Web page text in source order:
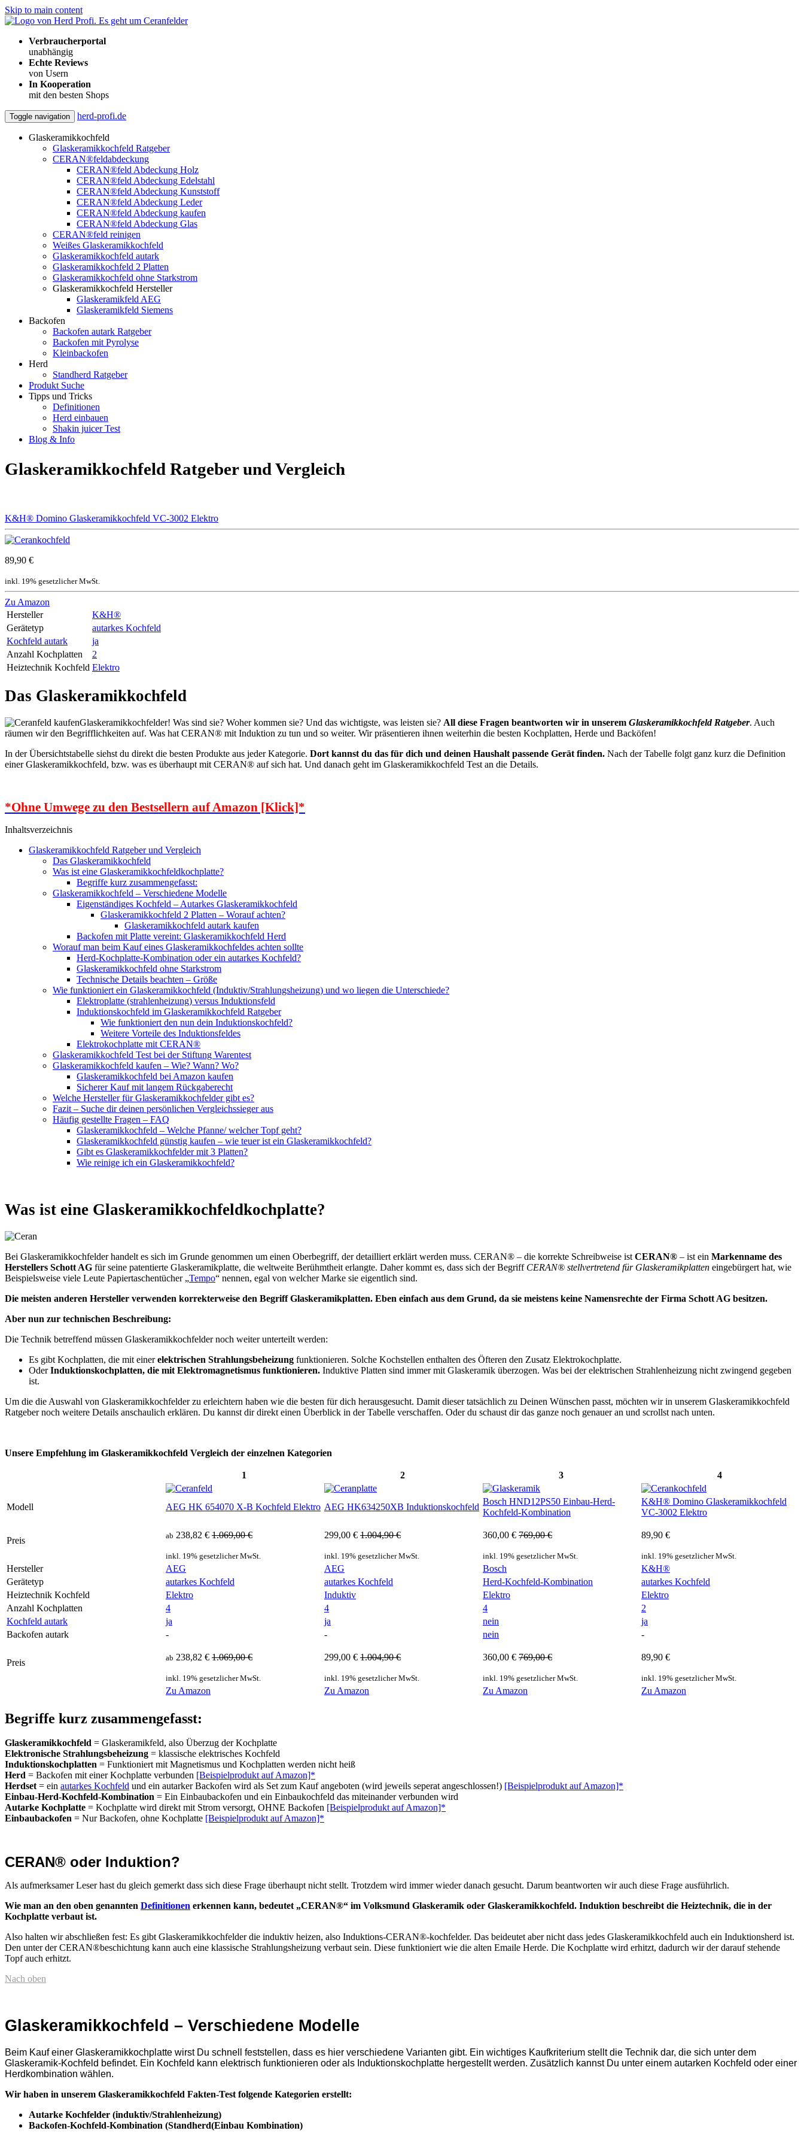
Skip to main content
Verbraucherportal
unabhängig
Echte Reviews
von Usern
In Kooperation
mit den besten Shops
Toggle navigation herd-profi.de
Glaskeramikkochfeld
Glaskeramikkochfeld Ratgeber
CERAN®feldabdeckung
CERAN®feld Abdeckung Holz
CERAN®feld Abdeckung Edelstahl
CERAN®feld Abdeckung Kunststoff
CERAN®feld Abdeckung Leder
CERAN®feld Abdeckung kaufen
CERAN®feld Abdeckung Glas
CERAN®feld reinigen
Weißes Glaskeramikkochfeld
Glaskeramikkochfeld autark
Glaskeramikkochfeld 2 Platten
Glaskeramikkochfeld ohne Starkstrom
Glaskeramikkochfeld Hersteller
Glaskeramikfeld AEG
Glaskeramikfeld Siemens
Backofen
Backofen autark Ratgeber
Backofen mit Pyrolyse
Kleinbackofen
Herd
Standherd Ratgeber
Produkt Suche
Tipps und Tricks
Definitionen
Herd einbauen
Shakin juicer Test
Blog & Info
Glaskeramikkochfeld Ratgeber und Vergleich
K&H® Domino Glaskeramikkochfeld VC-3002 Elektro
89,90 €
inkl. 19% gesetzlicher MwSt.
Zu Amazon
Hersteller
K&H®
Gerätetyp
autarkes Kochfeld
Kochfeld autark
ja
Anzahl Kochplatten
2
Heiztechnik Kochfeld Elektro
Das Glaskeramikkochfeld
Glaskeramikkochfelder! Was sind sie? Woher kommen sie? Und das wichtigste, was leisten sie? All diese Fragen beantworten wir in unserem Glaskeramikkochfeld Ratgeber. Auch
räumen wir den Begrifflichkeiten auf. Was hat CERAN® mit Induktion zu tun und so weiter. Wir präsentieren ihnen weiterhin die besten Kochplatten, Herde und Backöfen!
In der Übersichtstabelle siehst du direkt die besten Produkte aus jeder Kategorie. Dort kannst du das für dich und deinen Haushalt passende Gerät finden. Nach der Tabelle folgt ganz kurz die Definition
einer Glaskeramikkochfeld, bzw. was es überhaupt mit CERAN® auf sich hat. Und danach geht im Glaskeramikkochfeld Test an die Details.
*Ohne Umwege zu den Bestsellern auf Amazon [Klick]*
Inhaltsverzeichnis
Glaskeramikkochfeld Ratgeber und Vergleich
Das Glaskeramikkochfeld
Was ist eine Glaskeramikkochfeldkochplatte?
Begriffe kurz zusammengefasst:
Glaskeramikkochfeld – Verschiedene Modelle
Eigenständiges Kochfeld – Autarkes Glaskeramikkochfeld
Glaskeramikkochfeld 2 Platten – Worauf achten?
Glaskeramikkochfeld autark kaufen
Backofen mit Platte vereint: Glaskeramikkochfeld Herd
Worauf man beim Kauf eines Glaskeramikkochfeldes achten sollte
Herd-Kochplatte-Kombination oder ein autarkes Kochfeld?
Glaskeramikkochfeld ohne Starkstrom
Technische Details beachten – Größe
Wie funktioniert ein Glaskeramikkochfeld (Induktiv/Strahlungsheizung) und wo liegen die Unterschiede?
Elektroplatte (strahlenheizung) versus Induktionsfeld
Induktionskochfeld im Glaskeramikkochfeld Ratgeber
Wie funktioniert den nun dein Induktionskochfeld?
Weitere Vorteile des Induktionsfeldes
Elektrokochplatte mit CERAN®
Glaskeramikkochfeld Test bei der Stiftung Warentest
Glaskeramikkochfeld kaufen – Wie? Wann? Wo?
Glaskeramikkochfeld bei Amazon kaufen
Sicherer Kauf mit langem Rückgaberecht
Welche Hersteller für Glaskeramikkochfelder gibt es?
Fazit – Suche dir deinen persönlichen Vergleichssieger aus
Häufig gestellte Fragen – FAQ
Glaskeramikkochfeld – Welche Pfanne/ welcher Topf geht?
Glaskeramikkochfeld günstig kaufen – wie teuer ist ein Glaskeramikkochfeld?
Gibt es Glaskeramikkochfelder mit 3 Platten?
Wie reinige ich ein Glaskeramikkochfeld?
Was ist eine Glaskeramikkochfeldkochplatte?
Bei Glaskeramikkochfelder handelt es sich im Grunde genommen um einen Oberbegriff, der detailliert erklärt werden muss. CERAN® – die korrekte Schreibweise ist CERAN® – ist ein Markenname des
Herstellers Schott AG für seine patentierte Glaskeramikplatte, die weltweite Berühmtheit erlangte. Daher kommt es, dass sich der Begriff CERAN® stellvertretend für Glaskeramikplatten eingebürgert hat, wie
Beispielsweise viele Leute Papiertaschentücher „Tempo“ nennen, egal von welcher Marke sie eigentlich sind.
Die meisten anderen Hersteller verwenden korrekterweise den Begriff Glaskeramikplatten. Eben einfach aus dem Grund, da sie meistens keine Namensrechte der Firma Schott AG besitzen.
Aber nun zur technischen Beschreibung:
Die Technik betreffend müssen Glaskeramikkochfelder noch weiter unterteilt werden:
Es gibt Kochplatten, die mit einerelektrischen Strahlungsbeheizung funktionieren. Solche Kochstellen enthalten des Öfteren den Zusatz Elektrokochplatte.
OderInduktionskochplatten, die mit Elektromagnetismus funktionieren. Induktive Platten sind immer mit Glaskeramik überzogen. Was bei der elektrischen Strahlenheizung nicht zwingend gegeben
ist.
Um die die Auswahl von Glaskeramikkochfelder zu erleichtern haben wie die besten für dich herausgesucht. Damit dieser tatsächlich zu Deinen Wünschen passt, möchten wir in unserem Glaskeramikkochfeld
Ratgeber noch weitere Details anschaulich erklären. Du kannst dir direkt einen Überblick in der Tabelle verschaffen. Oder du schaust dir das ganze noch genauer an und scrollst nach unten.
Unsere Empfehlung im Glaskeramikkochfeld Vergleich der einzelnen Kategorien
1 2 3 4
Modell AEG HK 654070 X-B Kochfeld Elektro AEG HK634250XB Induktionskochfeld
Bosch HND12PS50 Einbau-Herd-
Kochfeld-Kombination
K&H® Domino Glaskeramikkochfeld
VC-3002 Elektro
Preis ab 238,82 € 1.069,00 €
inkl. 19% gesetzlicher MwSt.
299,00 € 1.004,90 €
inkl. 19% gesetzlicher MwSt.
360,00 € 769,00 €
inkl. 19% gesetzlicher MwSt.
89,90 €
inkl. 19% gesetzlicher MwSt.
Hersteller AEG AEG Bosch
K&H®
Gerätetyp
autarkes Kochfeld autarkes Kochfeld Herd-Kochfeld-Kombination
autarkes Kochfeld
Heiztechnik Kochfeld
Elektro Induktiv Elektro
Elektro
Anzahl Kochplatten
4 4 4
2
Kochfeld autark
ja ja nein
ja
Backofen autark
- - nein -
Preis ab 238,82 € 1.069,00 €
inkl. 19% gesetzlicher MwSt.
299,00 € 1.004,90 €
inkl. 19% gesetzlicher MwSt.
360,00 € 769,00 €
inkl. 19% gesetzlicher MwSt.
89,90 €
inkl. 19% gesetzlicher MwSt.
Zu Amazon Zu Amazon Zu Amazon Zu Amazon
Begriffe kurz zusammengefasst:
Glaskeramikkochfeld = Glaskeramikfeld, also Überzug der Kochplatte
Elektronische Strahlungsbeheizung = klassische elektrisches Kochfeld
Induktionskochplatten = Funktioniert mit Magnetismus und Kochplatten werden nicht heiß
Herd = Backofen mit einer Kochplatte verbunden [Beispielprodukt auf Amazon]*
Herdset= ein autarkes Kochfeld und ein autarker Backofen wird als Set zum Kauf angeboten (wird jeweils seperat angeschlossen!) [Beispielprodukt auf Amazon]*
Einbau-Herd-Kochfeld-Kombination = Ein Einbaubackofen und ein Einbaukochfeld das miteinander verbunden wird
Autarke Kochplatte = Kochplatte wird direkt mit Strom versorgt, OHNE Backofen [Beispielprodukt auf Amazon]*
Einbaubackofen = Nur Backofen, ohne Kochplatte [Beispielprodukt auf Amazon]*
CERAN® oder Induktion?
Als aufmerksamer Leser hast du gleich gemerkt dass sich diese Frage überhaupt nicht stellt. Trotzdem wird immer wieder danach gesucht. Darum beantworten wir auch diese Frage ausführlich.
Wie man an den oben genannten Definitionen erkennen kann, bedeutet „CERAN®“ im Volksmund Glaskeramik oder Glaskeramikkochfeld. Induktion beschreibt die Heiztechnik, die in der
Kochplatte verbaut ist.
Also halten wir abschließen fest: Es gibt Glaskeramikkochfelder die induktiv heizen, also Induktions-CERAN®-kochfelder. Das beideutet aber nicht dass jedes Glaskeramikkochfeld auch ein Induktionsherd ist.
Den unter der CERAN®beschichtung kann auch eine klassische Strahlungsheizung verbaut sein. Diese funktioniert wie die alten Emaile Herde. Die Kochplatte wird erhitzt, dadurch wir der darauf stehende
Topf auch erhitzt.
Nach oben
Glaskeramikkochfeld – Verschiedene Modelle
Beim Kauf einer Glaskeramikkochplatte wirst Du schnell feststellen, dass es hier verschiedene Varianten gibt. Ein wichtiges Kaufkriterium stellt die Technik dar, die sich unter dem
Glaskeramik-Kochfeld befindet. Ein Kochfeld kann elektrisch funktionieren oder als Induktionskochplatte hergestellt werden. Zusätzlich kannst Du unter einem autarken Kochfeld oder einer
Herdkombination wählen.
Wir haben in unserem Glaskeramikkochfeld Fakten-Test folgende Kategorien erstellt:
Autarke Kochfelder (induktiv/Strahlenheizung)
Backofen-Kochfeld-Kombination (Standherd(Einbau Kombination)